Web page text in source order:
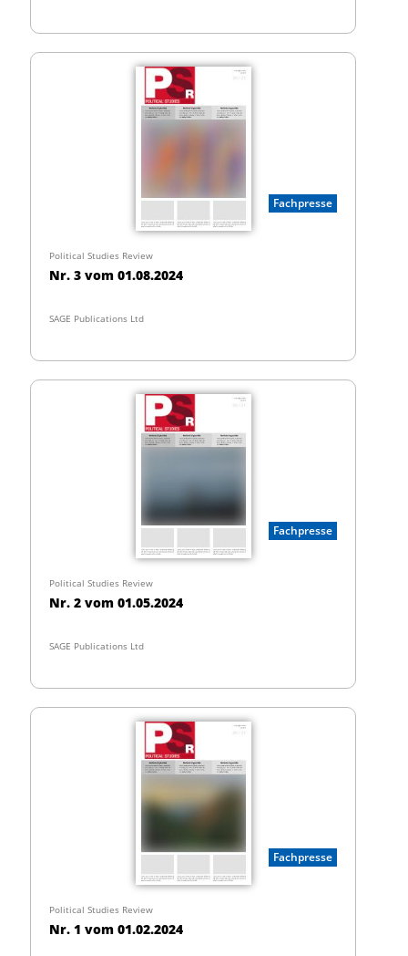
Fachpresse
Political Studies Review
Nr. 3 vom 01.08.2024
SAGE Publications Ltd
Fachpresse
Political Studies Review
Nr. 2 vom 01.05.2024
SAGE Publications Ltd
Fachpresse
Political Studies Review
Nr. 1 vom 01.02.2024